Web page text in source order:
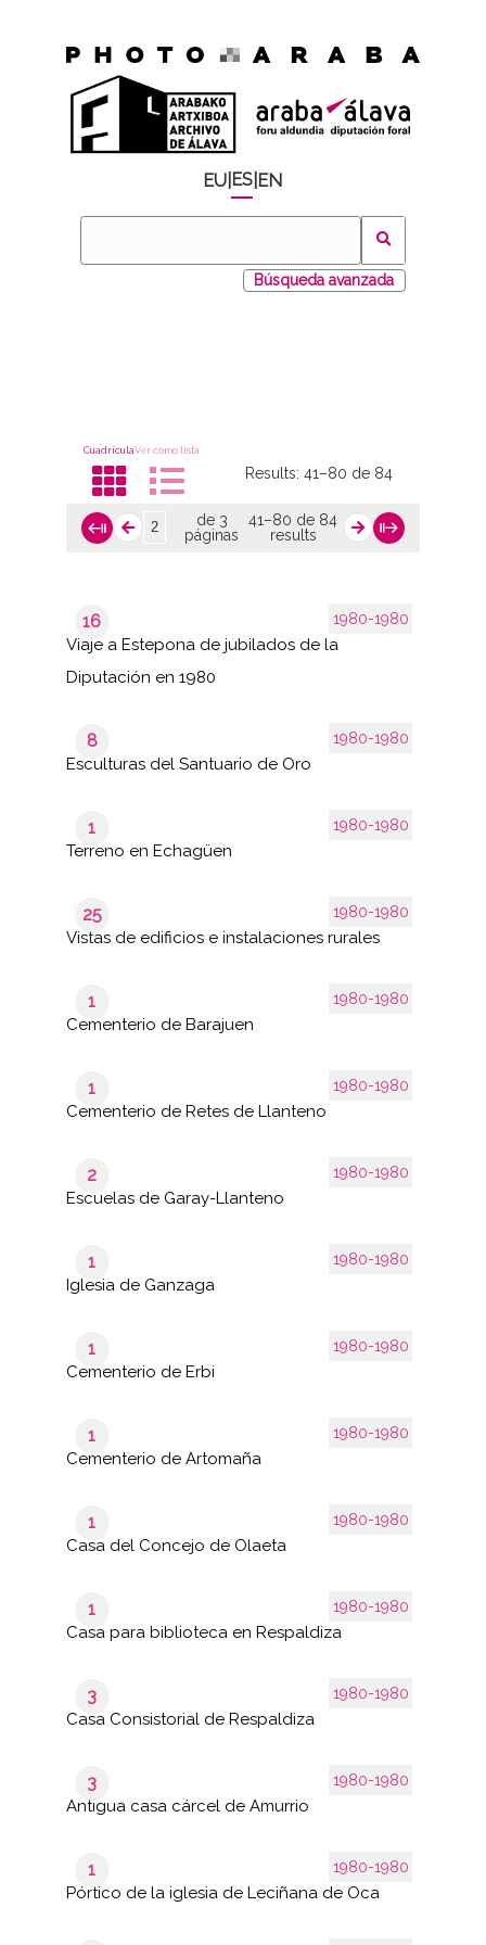
EU ES EN
Búsqueda avanzada
CuadrículaVer como lista
Results: 41–80 de 84
de 3
páginas
41–80 de 84
results
1980-1980
16
Viaje a Estepona de jubilados de la
Diputación en 1980
1980-1980
8
Esculturas del Santuario de Oro
1980-1980
1
Terreno en Echagüen
1980-1980
25
Vistas de edificios e instalaciones rurales
1980-1980
1
Cementerio de Barajuen
1980-1980
1
Cementerio de Retes de Llanteno
1980-1980
2
Escuelas de Garay-Llanteno
1980-1980
1
Iglesia de Ganzaga
1980-1980
1
Cementerio de Erbi
1980-1980
1
Cementerio de Artomaña
1980-1980
1
Casa del Concejo de Olaeta
1980-1980
1
Casa para biblioteca en Respaldiza
1980-1980
3
Casa Consistorial de Respaldiza
1980-1980
3
Antigua casa cárcel de Amurrio
1980-1980
1
Pórtico de la iglesia de Leciñana de Oca